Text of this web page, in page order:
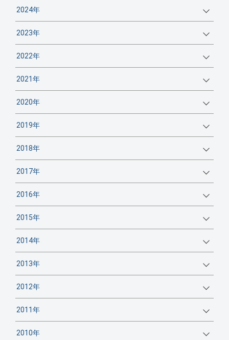
2024年
2023年
2022年
2021年
2020年
2019年
2018年
2017年
2016年
2015年
2014年
2013年
2012年
2011年
2010年